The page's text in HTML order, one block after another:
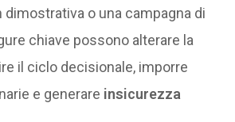
o una campagna di
chiave possono alterare la
il ciclo decisionale, imporre
e generare insicurezza